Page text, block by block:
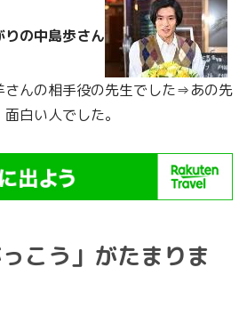
の中島歩さん
さんの相手役の先生でした⇒あの先
白い人でした。
こう」がたまりま